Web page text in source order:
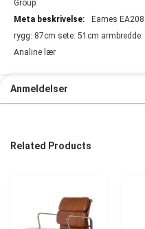
Group.
Eames
rygg: 87cm sete: 51cm
Analine lær
Anmeldelser
Related Products